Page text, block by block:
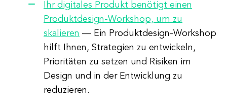
Ihr digitales Produkt benötigt einen
Produktdesign-Workshop, um zu
skalieren — Ein Produktdesign-Workshop
hilft Ihnen, Strategien zu entwickeln,
Prioritäten zu setzen und Risiken im
Design und in der Entwicklung zu
reduzieren.